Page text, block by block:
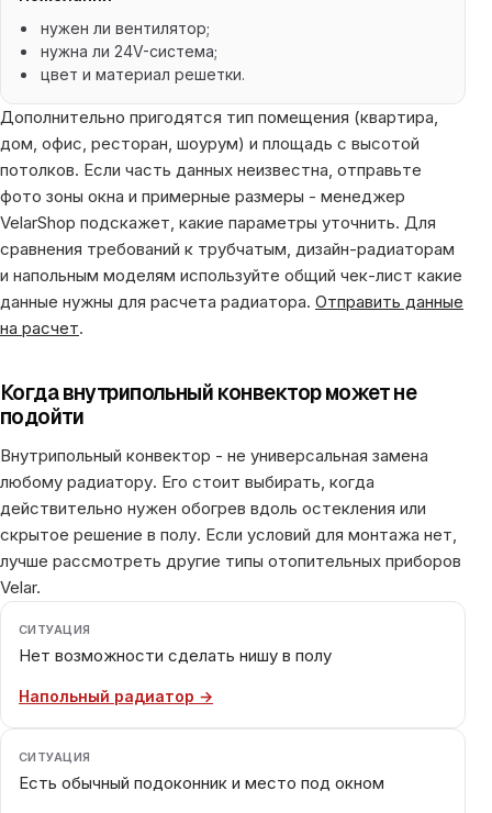
нужен ли вентилятор;
нужна ли 24V-система;
цвет и материал решетки.
Дополнительно пригодятся тип помещения (квартира,
дом, офис, ресторан, шоурум) и площадь с высотой
потолков. Если часть данных неизвестна, отправьте
фото зоны окна и примерные размеры - менеджер
VelarShop подскажет, какие параметры уточнить. Для
сравнения требований к трубчатым, дизайн-радиаторам
и напольным моделям используйте общий чек-лист какие
данные нужны для расчета радиатора. Отправить данные
на расчет.
Когда внутрипольный конвектор может не
подойти
Внутрипольный конвектор - не универсальная замена
любому радиатору. Его стоит выбирать, когда
действительно нужен обогрев вдоль остекления или
скрытое решение в полу. Если условий для монтажа нет,
лучше рассмотреть другие типы отопительных приборов
Velar.
СИТУАЦИЯ
Нет возможности сделать нишу в полу
Напольный радиатор →
СИТУАЦИЯ
Есть обычный подоконник и место под окном